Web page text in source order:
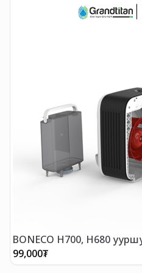
BONECO H700, H680
99,000₮